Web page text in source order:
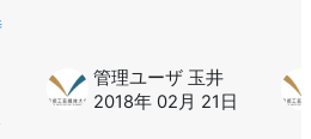
管理ユーザ 玉井
2018年 02月 21日